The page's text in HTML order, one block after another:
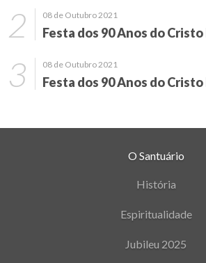
08 de Outubro 2021
Festa dos 90 Anos do
08 de Outubro 2021
Festa dos 90 Anos do
O Santuário
História
Espiritualidade
Jubileu 2025